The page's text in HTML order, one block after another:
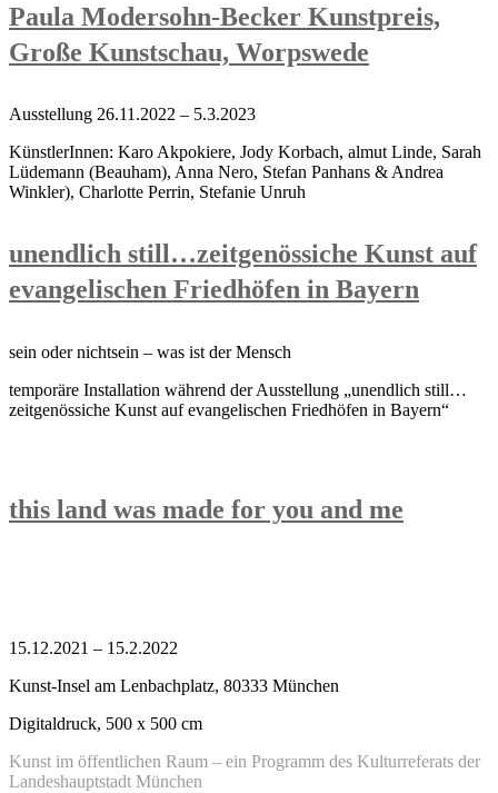
Paula Modersohn-Becker Kunstpreis,
Große Kunstschau, Worpswede
Ausstellung 26.11.2022 – 5.3.2023
KünstlerInnen: Karo Akpokiere, Jody Korbach, almut Linde, Sarah
Lüdemann (Beauham), Anna Nero, Stefan Panhans & Andrea
Winkler), Charlotte Perrin, Stefanie Unruh
unendlich still…zeitgenössiche Kunst auf
evangelischen Friedhöfen in Bayern
sein oder nichtsein – was ist der Mensch
temporäre Installation während der Ausstellung „unendlich still…
zeitgenössiche Kunst auf evangelischen Friedhöfen in Bayern“
this land was made for you and me
15.12.2021 – 15.2.2022
Kunst-Insel am Lenbachplatz, 80333 München
Digitaldruck, 500 x 500 cm
Kunst im öffentlichen Raum – ein Programm des Kulturreferats der
Landeshauptstadt München